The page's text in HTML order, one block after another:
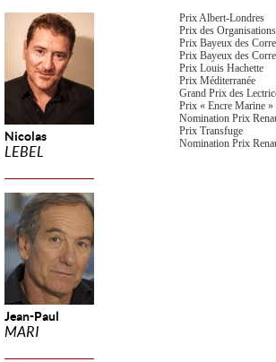
Nicolas
LEBEL
Jean-Paul
MARI
Prix Albert-Londres
Prix des
Prix Bayeux des
Prix Bayeux des
Prix Louis Hachette
Prix Méditerranée
Grand Prix des
Prix « Encre Marine »
Nomination Prix
Prix Transfuge
Nomination Prix